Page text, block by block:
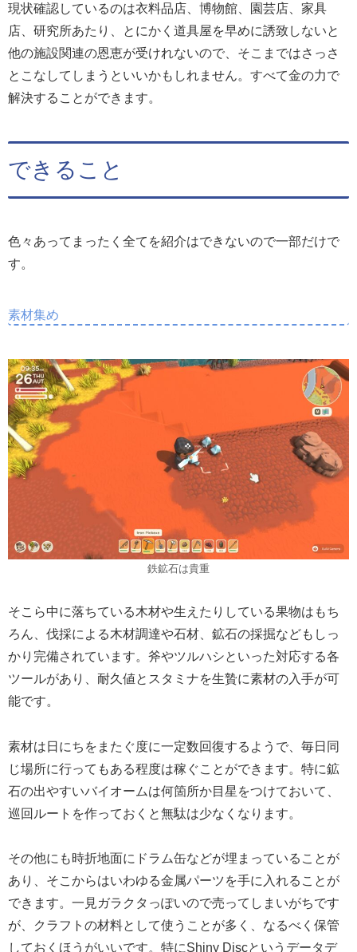
現状確認しているのは衣料品店、博物館、園芸店、家具
店、研究所あたり、とにかく道具屋を早めに誘致しないと
他の施設関連の恩恵が受けれないので、そこまではさっさ
とこなしてしまうといいかもしれません。すべて金の力で
解決することができます。
できること
色々あってまったく全てを紹介はできないので一部だけで
す。
素材集め
鉄鉱石は貴重
そこら中に落ちている木材や生えたりしている果物はもち
ろん、伐採による木材調達や石材、鉱石の採掘などもしっ
かり完備されています。斧やツルハシといった対応する各
ツールがあり、耐久値とスタミナを生贄に素材の入手が可
能です。
素材は日にちをまたぐ度に一定数回復するようで、毎日同
じ場所に行ってもある程度は稼ぐことができます。特に鉱
石の出やすいバイオームは何箇所か目星をつけておいて、
巡回ルートを作っておくと無駄は少なくなります。
その他にも時折地面にドラム缶などが埋まっていることが
あり、そこからはいわゆる金属パーツを手に入れることが
できます。一見ガラクタっぽいので売ってしまいがちです
が、クラフトの材料として使うことが多く、なるべく保管
しておくほうがいいです。特にShiny Discというデータデ